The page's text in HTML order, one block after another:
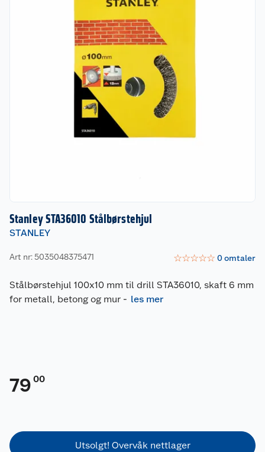
Stanley STA36010 Stålbørstehjul
STANLEY
Art nr: 5035048375471 ☆☆☆☆☆ 0omtaler
Stålbørstehjul 100x10 mm til drill STA36010, skaft 6 mm
for metall, betong og mur - les mer
79 00
Utsolgt! Overvåk nettlager